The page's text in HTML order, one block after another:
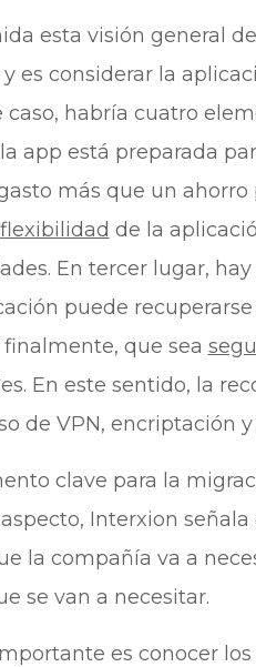
esta visión general
es considerar la
caso, habría cuatro
app está preparada
más que un ahorro
flexibilidad de la
En tercer lugar,
puede
que sea
En este sentido, la
de VPN, encriptación
clave para la
Interxion
la compañía va a
se van a necesitar.
es conocer los